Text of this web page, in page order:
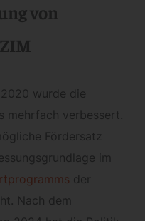
von
wurde die
mehrfach verbessert.
Fördersatz
im
der
Nach dem